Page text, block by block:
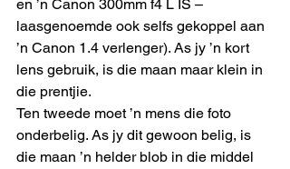
en ’n Canon 300mm f4 L IS –
laasgenoemde ook selfs gekoppel aan
’n Canon 1.4 verlenger). As jy ’n kort
lens gebruik, is die maan maar klein in
die prentjie.
Ten tweede moet ’n mens die foto
onderbelig. As jy dit gewoon belig, is
die maan ’n helder blob in die middel